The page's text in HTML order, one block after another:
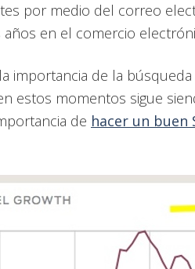
por medio del correo
en el comercio
importancia de la búsqueda
estos momentos sigue
de hacer un buen